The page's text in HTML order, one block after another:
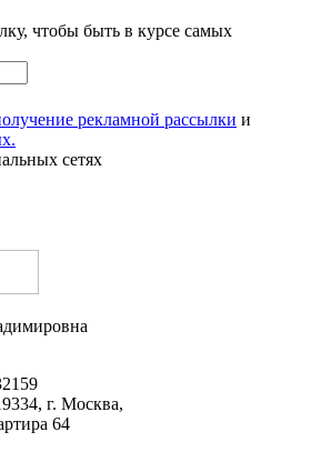
чтобы быть в курсе самых
рекламной рассылки и
сетях
г. Москва,
64